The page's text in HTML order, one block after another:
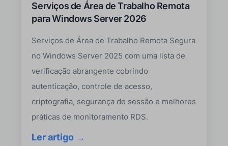
Serviços de Área de Trabalho Remota
para Windows Server 2026
Serviços de Área de Trabalho Remota Segura
no Windows Server 2025 com uma lista de
verificação abrangente cobrindo
autenticação, controle de acesso,
criptografia, segurança de sessão e melhores
práticas de monitoramento RDS.
Ler artigo →